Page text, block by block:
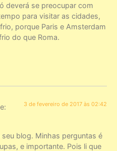
deverá se preocupar com
para visitar as cidades,
porque Paris e Amsterdam
do que Roma.
3 de fevereiro de 2017 às 02:42
blog. Minhas perguntas é
e importante. Pois li que